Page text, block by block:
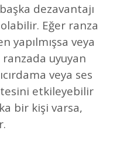
dezavantajı
Eğer ranza
yapılmışsa veya
uyuyan
veya ses
etkileyebilir
bir kişi varsa,